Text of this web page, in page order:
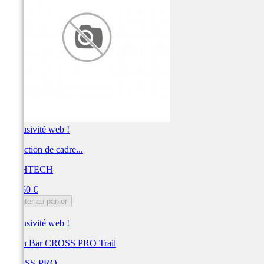
Exclusivité web !
Protection de cadre...
LIGHTECH
345,60 €
Ajouter au panier
Exclusivité web !
Crash Bar CROSS PRO Trail